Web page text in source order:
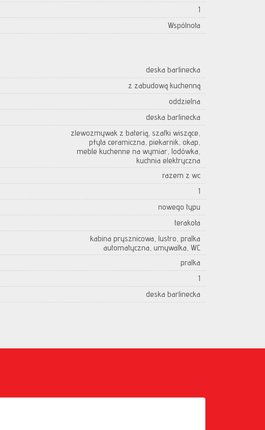
1
Wspólnota
deska barlinecka
z zabudową kuchenną
oddzielna
deska barlinecka
zlewozmywak z baterią, szafki wiszące,
płyta ceramiczna, piekarnik, okap,
meble kuchenne na wymiar, lodówka,
kuchnia elektryczna
razem z wc
1
nowego typu
terakota
kabina prysznicowa, lustro, pralka
automatyczna, umywalka, WC
pralka
1
deska barlinecka